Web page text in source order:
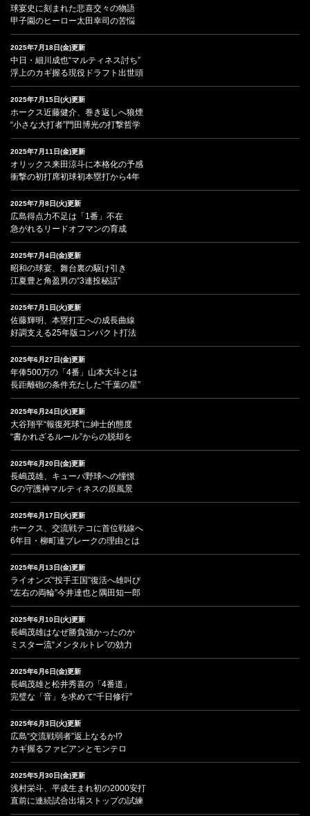
球宴史に刻まれた悲喜交々の物語
甲子園のヒーロー太田幸司の苦悩
2025年7月18日(金)更新
中日・細川成也“マルティネス討ち”
浮上のカギ握る現役ドラフト出世頭
2025年7月15日(火)更新
ホークス近藤健介、巻き返しへ狼煙
“小さな大打者”門田博光の打撃哲学
2025年7月11日(金)更新
オリックス来田涼斗に本格化の予感
衝撃の初打席初球初本塁打から4年
2025年7月8日(火)更新
広島得点力不足は「1番」不在
急がれるリードオフマンの育成
2025年7月4日(金)更新
昭和の球宴、舞台裏の駆け引き
江夏豊と角盈男の“3連投秘話”
2025年7月1日(火)更新
佐藤輝明、本塁打王への成長曲線
好調支える25年版コンパクト打法
2025年6月27日(金)更新
年俸500万の「4番」山本大斗とは
長距離砲の条件充たした“千葉の星”
2025年6月24日(火)更新
大谷翔平“報復死球”に紳士的態度
“書かれざるルール”からの脱却を
2025年6月20日(金)更新
長嶋茂雄、キューバ野球への憧憬
Gの守護神マルティネスの原風景
2025年6月17日(火)更新
ホークス、交流戦テコに首位戦線へ
6年目・柳町達ブレークの理由とは
2025年6月13日(金)更新
ライオンズ“投手王国”復活へ雄叫び
“左右の両輪”今井達也と隅田知一郎
2025年6月10日(火)更新
長嶋茂雄はなぜ勝負強かったのか
ミスター流“メンタルトレ”の効力
2025年6月6日(金)更新
長嶋茂雄と松井秀喜の「4番道」
完璧な「音」を求めて“千日修行”
2025年6月3日(火)更新
広島“交流戦弱者”返上なるか!?
カギ握るファビアンとモンテロ
2025年5月30日(金)更新
浅村栄斗、平成生まれ初の2000安打
直前に連続試合出場ストップの試練